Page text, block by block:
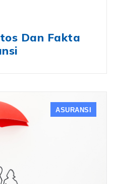
Dan Fakta
ASURANSI